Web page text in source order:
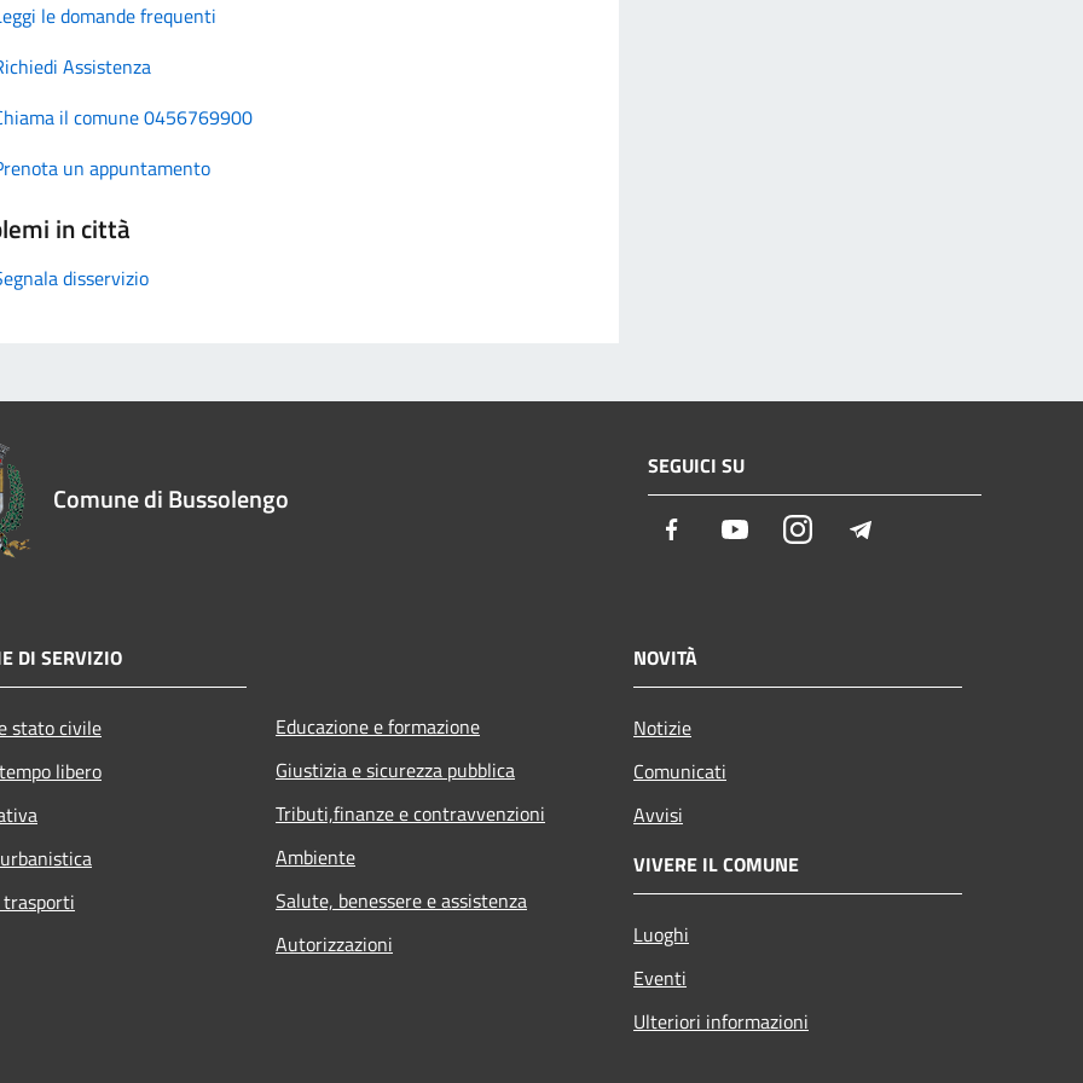
le domande frequenti
Assistenza
il comune 0456769900
un appuntamento
in città
disservizio
Comune di Bussolengo
SEGUICI SU
Facebook YoutubeInstagram
DI SERVIZIO
stato civile
libero
Educazione e formazione
Giustizia e sicurezza pubblica
Tributi,finanze e contravvenzioni
Ambiente
Salute, benessere e assistenza
Autorizzazioni
NOVITÀ
Notizie
Comunicati
Avvisi
VIVERE IL COMUNE
Luoghi
Eventi
Ulteriori informazioni